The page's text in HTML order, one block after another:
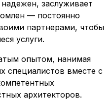
заслуживает
— постоянно
партнерами, чтобы
услуги.
опытом, нанимая
специалистов вместе с
архитекторов.